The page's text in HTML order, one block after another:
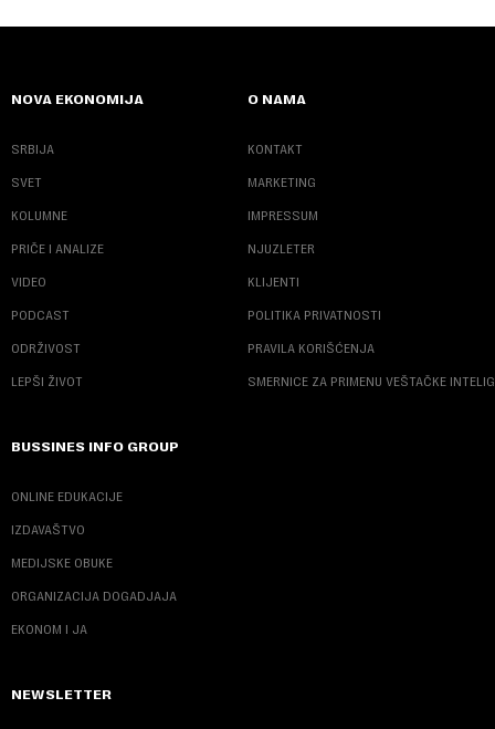
NOVA EKONOMIJA
SRBIJA
SVET
KOLUMNE
PRIČE I ANALIZE
VIDEO
PODCAST
ODRŽIVOST
LEPŠI ŽIVOT
O NAMA
KONTAKT
MARKETING
IMPRESSUM
NJUZLETER
KLIJENTI
POLITIKA PRIVATNOSTI
PRAVILA KORIŠĆENJA
SMERNICE ZA PRIMENU VEŠTAČKE
BUSSINES INFO GROUP
ONLINE EDUKACIJE
IZDAVAŠTVO
MEDIJSKE OBUKE
ORGANIZACIJA DOGADJAJA
EKONOM I JA
NEWSLETTER